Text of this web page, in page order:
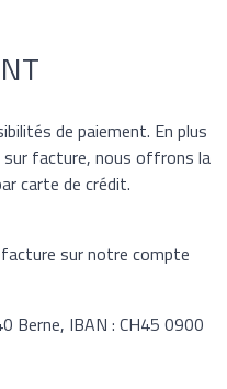
de paiement. En plus
sur facture, nous offrons la
carte de crédit.
sur notre compte
Berne, IBAN : CH45 0900